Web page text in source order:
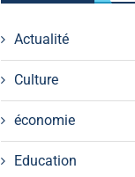
Actualité
Culture
économie
Education